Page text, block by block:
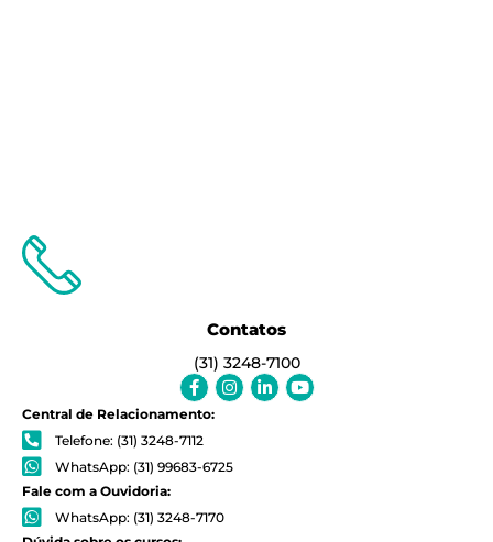
Contatos
(31) 3248-7100
Facebook-
f
Instagram
Linkedin-
in
Youtube
Central de Relacionamento:
Telefone: (31) 3248-7112
WhatsApp: (31) 99683-6725
Fale com a Ouvidoria:
WhatsApp: (31) 3248-7170